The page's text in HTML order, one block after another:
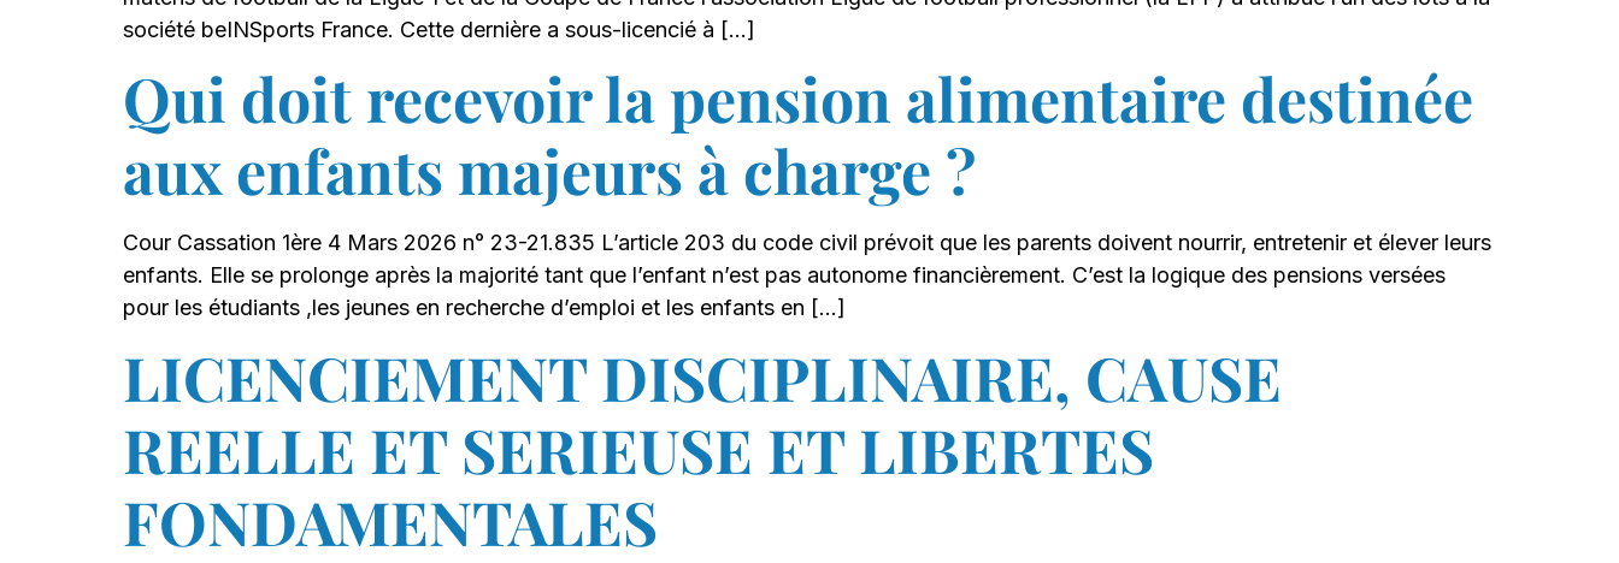
société beINSports France. Cette dernière a sous-licencié à […]
Qui doit recevoir la pension alimentaire destinée
aux enfants majeurs à charge ?
Cour Cassation 1ère 4 Mars 2026 n° 23-21.835 L’article 203 du code civil prévoit que les parents doivent nourrir, entretenir et élever leurs
enfants. Elle se prolonge après la majorité tant que l’enfant n’est pas autonome financièrement. C’est la logique des pensions versées
pour les étudiants ,les jeunes en recherche d’emploi et les enfants en […]
LICENCIEMENT DISCIPLINAIRE, CAUSE
REELLE ET SERIEUSE ET LIBERTES
FONDAMENTALES